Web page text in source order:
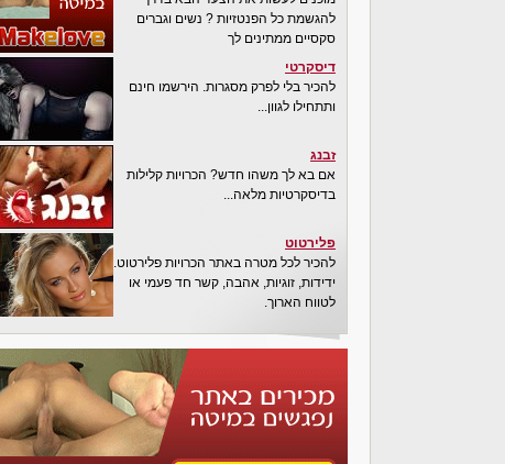
להגשמת כל הפנטזיות ? נשים וגברים
סקסיים ממתינים לך
דיסקרטי
להכיר בלי לפרק מסגרות. הירשמו חינם
ותתחילו לגוון...
זבנג
אם בא לך משהו חדש? הכרויות קלילות
בדיסקרטיות מלאה...
פלירטוט
להכיר לכל מטרה באתר הכרויות פלירטוט.
ידידות, זוגיות, אהבה, קשר חד פעמי או
לטווח הארוך.